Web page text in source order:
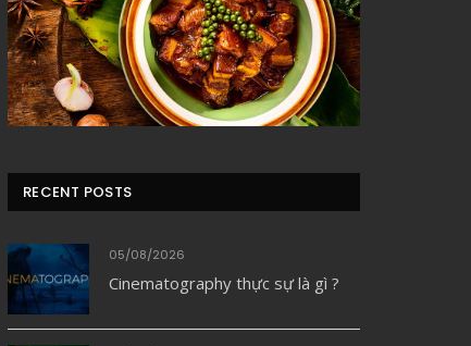
RECENT POSTS
05/08/2026
Cinematography thực sự là gì ?